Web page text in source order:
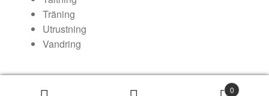
Träning
Utrustning
Vandring
0